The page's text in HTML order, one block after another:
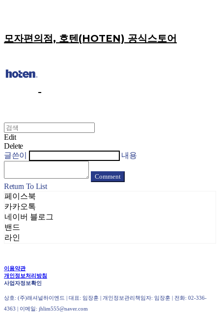
모자편의점, 호텐(HOTEN) 공식스토어
Edit
Delete
글쓴이
내용
Comment
Return To List
페이스북
카카오톡
네이버 블로그
밴드
라인
이용약관
개인정보처리방침
사업자정보확인
상호: (주)래셔널하이엔드 | 대표: 임장훈 | 개인정보관리책임자: 임장훈 | 전화: 02-336-
4363 | 이메일: jhlim555@naver.com